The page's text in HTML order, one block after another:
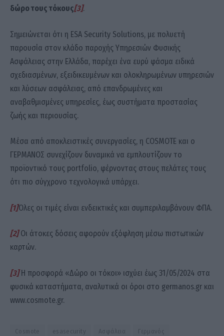
δώρο τους τόκους[3].
Σημειώνεται ότι η ESA Security Solutions, με πολυετή
παρουσία στον κλάδο παροχής Υπηρεσιών Φυσικής
Ασφάλειας στην Ελλάδα, παρέχει ένα ευρύ φάσμα ειδικά
σχεδιασμένων, εξειδικευμένων και ολοκληρωμένων υπηρεσιών
και λύσεων ασφάλειας, από επανδρωμένες και
αναβαθμισμένες υπηρεσίες, έως συστήματα προστασίας
ζωής και περιουσίας.
Μέσα από αποκλειστικές συνεργασίες, η COSMOTE και ο
ΓΕΡΜΑΝΟΣ συνεχίζουν δυναμικά να εμπλουτίζουν το
προϊοντικό τους portfolio, φέρνοντας στους πελάτες τους
ότι πιο σύγχρονο τεχνολογικά υπάρχει.
[1]Όλες οι τιμές είναι ενδεικτικές και συμπεριλαμβάνουν ΦΠΑ.
[2]Οι άτοκες δόσεις αφορούν εξόφληση μέσω πιστωτικών
καρτών.
[3]Η προσφορά «Δώρο οι τόκοι» ισχύει έως 31/05/2024 στα
φυσικά καταστήματα, αναλυτικά οι όροι στο germanos.gr και
www.cosmote.gr.
Cosmote esasecurity Ασφάλεια Γερμανός